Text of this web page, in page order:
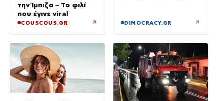
την Ίμπιζα – Το φιλί
που έγινε viral
COUSCOUS.GR ↗ DIMOCRACY.GR ↗